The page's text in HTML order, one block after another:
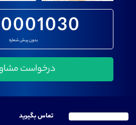
بدون پیش شماره
تماس بگیرید